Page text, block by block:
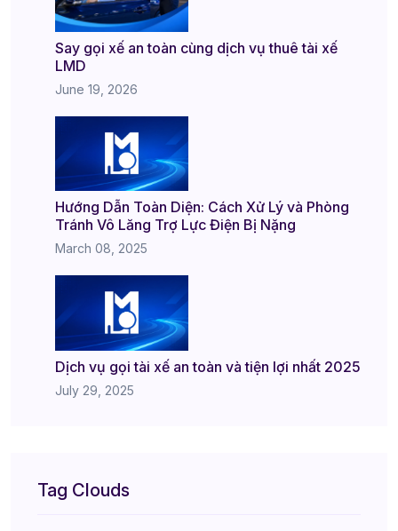
Say gọi xế an toàn cùng dịch vụ thuê tài xế
LMD
June 19, 2026
Hướng Dẫn Toàn Diện: Cách Xử Lý và Phòng
Tránh Vô Lăng Trợ Lực Điện Bị Nặng
March 08, 2025
Dịch vụ gọi tài xế an toàn và tiện lợi nhất 2025
July 29, 2025
Tag Clouds